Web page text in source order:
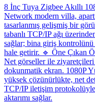
8 İnç Tuya Zigbee Akıllı
Network modern villa,
tasarlanmış gelişmiş bir
tabanlı TCP/IP ağı
sağlar; bina giriş kontrolünü
hale getirir. 🔹 Öne Çıkan
Net görseller ile
dokunmatik ekran. 1080P
yüksek çözünürlükte, net
TCP/IP iletişim
aktarımı sağlar.